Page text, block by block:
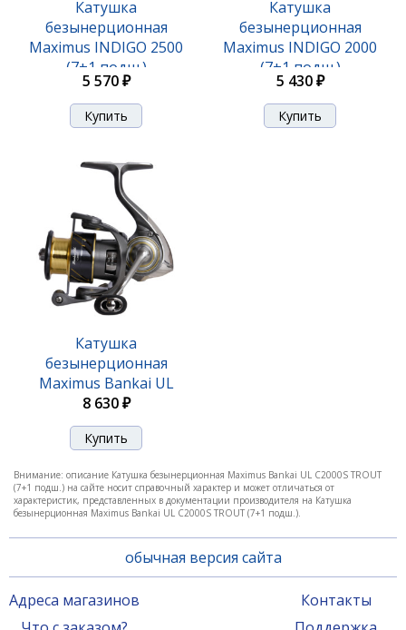
Катушка
безынерционная
Maximus INDIGO 2500
(7+1 подш.)
5 570 ₽
Катушка
безынерционная
Maximus INDIGO 2000
(7+1 подш.)
5 430 ₽
Катушка
безынерционная
Maximus Bankai UL
C2000 (7+1 подш.)
8 630 ₽
Внимание: описание Катушка безынерционная Maximus Bankai UL C2000S TROUT
(7+1 подш.) на сайте носит справочный характер и может отличаться от
характеристик, представленных в документации производителя на Катушка
безынерционная Maximus Bankai UL C2000S TROUT (7+1 подш.).
обычная версия сайта
Адреса магазинов
Контакты